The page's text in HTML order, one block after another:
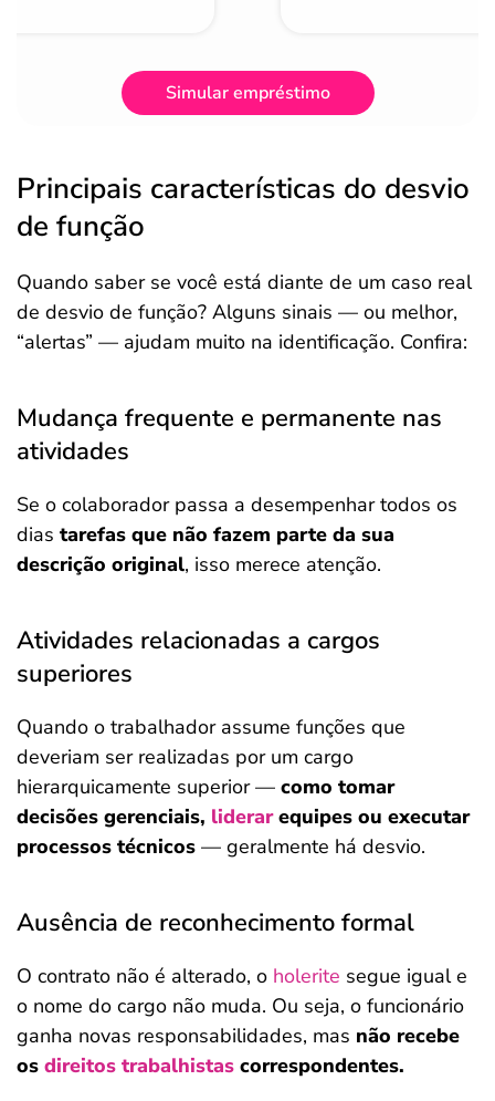
Simular empréstimo
Principais características do desvio
de função
Quando saber se você está diante de um caso real
de desvio de função? Alguns sinais — ou melhor,
“alertas” — ajudam muito na identificação. Confira:
Mudança frequente e permanente nas
atividades
Se o colaborador passa a desempenhar todos os
dias tarefas que não fazem parte da sua
descrição original, isso merece atenção.
Atividades relacionadas a cargos
superiores
Quando o trabalhador assume funções que
deveriam ser realizadas por um cargo
hierarquicamente superior — como tomar
decisões gerenciais, liderarequipes ou executar
processos técnicos — geralmente há desvio.
Ausência de reconhecimento formal
O contrato não é alterado, o holerite segue igual e
o nome do cargo não muda. Ou seja, o funcionário
ganha novas responsabilidades, mas não recebe
os direitos trabalhistas correspondentes.